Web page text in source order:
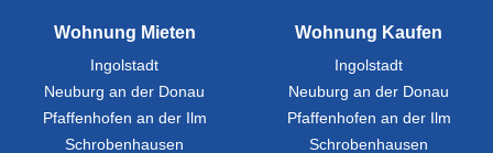
Wohnung Mieten
Ingolstadt
Neuburg an der Donau
Pfaffenhofen an der Ilm
Schrobenhausen
Wohnung Kaufen
Ingolstadt
Neuburg an der Donau
Pfaffenhofen an der Ilm
Schrobenhausen